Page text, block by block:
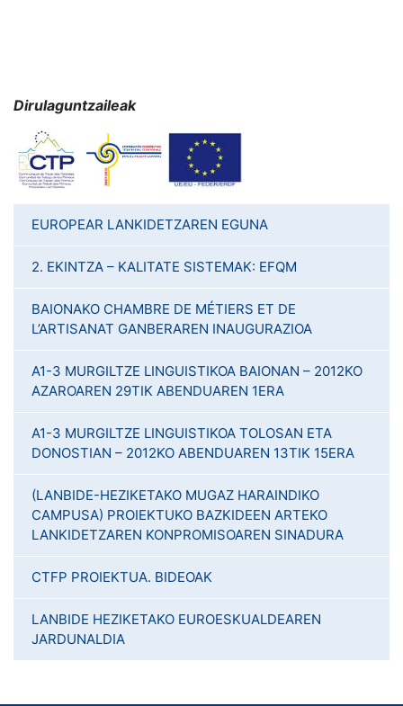
Dirulaguntzaileak
EUROPEAR LANKIDETZAREN EGUNA
2. EKINTZA – KALITATE SISTEMAK: EFQM
BAIONAKO CHAMBRE DE MÉTIERS ET DE
L’ARTISANAT GANBERAREN INAUGURAZIOA
A1-3 MURGILTZE LINGUISTIKOA BAIONAN – 2012KO
AZAROAREN 29TIK ABENDUAREN 1ERA
A1-3 MURGILTZE LINGUISTIKOA TOLOSAN ETA
DONOSTIAN – 2012KO ABENDUAREN 13TIK 15ERA
(LANBIDE-HEZIKETAKO MUGAZ HARAINDIKO
CAMPUSA) PROIEKTUKO BAZKIDEEN ARTEKO
LANKIDETZAREN KONPROMISOAREN SINADURA
CTFP PROIEKTUA. BIDEOAK
LANBIDE HEZIKETAKO EUROESKUALDEAREN
JARDUNALDIA